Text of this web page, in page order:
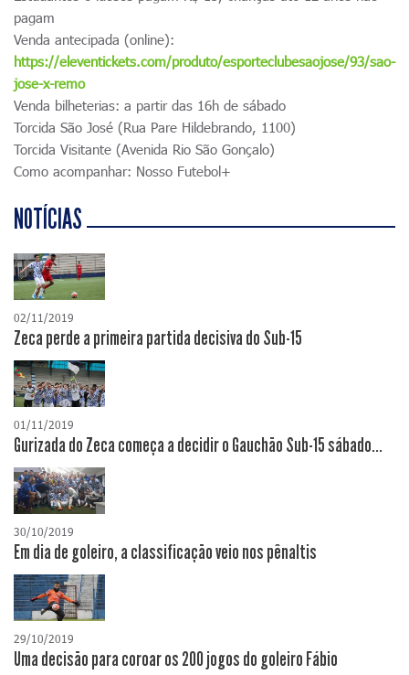
pagam
Venda antecipada (online):
https://eleventickets.com/produto/esporteclubesaojose/93/sao-
jose-x-remo
Venda bilheterias: a partir das 16h de sábado
Torcida São José (Rua Pare Hildebrando, 1100)
Torcida Visitante (Avenida Rio São Gonçalo)
Como acompanhar: Nosso Futebol+
NOTÍCIAS
02/11/2019
Zeca perde a primeira partida decisiva do Sub-15
01/11/2019
Gurizada do Zeca começa a decidir o Gauchão Sub-15 sábado...
30/10/2019
Em dia de goleiro, a classificação veio nos pênaltis
29/10/2019
Uma decisão para coroar os 200 jogos do goleiro Fábio